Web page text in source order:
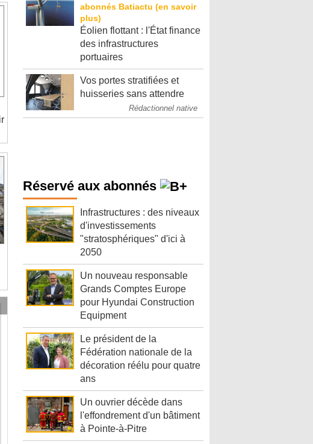
Éolien flottant : l'État finance
des infrastructures
portuaires
Vos portes stratifiées et
huisseries sans attendre
Rédactionnel native
Réservé aux abonnés
Infrastructures : des niveaux
d'investissements
"stratosphériques" d'ici à
2050
Un nouveau responsable
Grands Comptes Europe
pour Hyundai Construction
Equipment
Le président de la
Fédération nationale de la
décoration réélu pour quatre
ans
Un ouvrier décède dans
l'effondrement d'un bâtiment
à Pointe-à-Pitre